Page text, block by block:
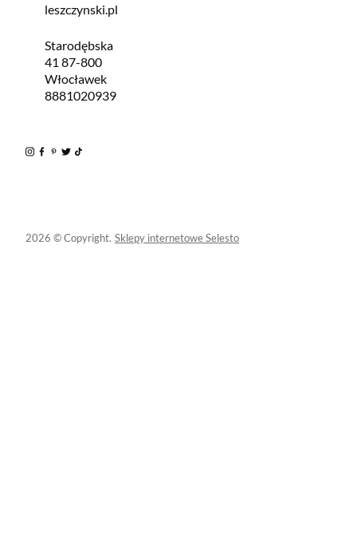
leszczynski.pl
Starodębska
41 87-800
Włocławek
8881020939
2026 © Copyright. Sklepy internetowe Selesto